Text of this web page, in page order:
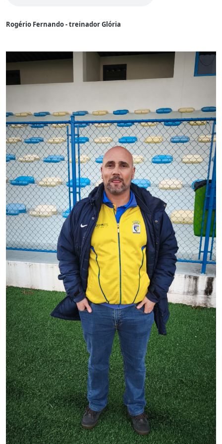
Rogério Fernando - treinador Glória